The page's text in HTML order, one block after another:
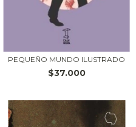
PEQUEÑO MUNDO ILUSTRADO
$37.000